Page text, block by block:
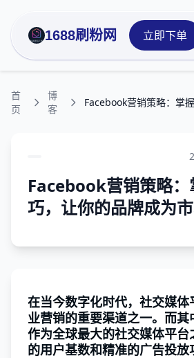
1688刷粉网 立即下单
首
页
博
客
Facebook营销策略：
巧，让你的品牌成为市
在当今数字化时代，社交媒体
业营销的重要渠道之一。而其
作为全球最大的社交媒体平台
的用户基数和精准的广告投放